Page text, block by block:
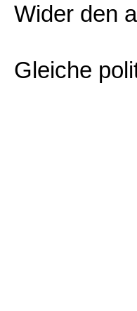
Wider den
Gleiche